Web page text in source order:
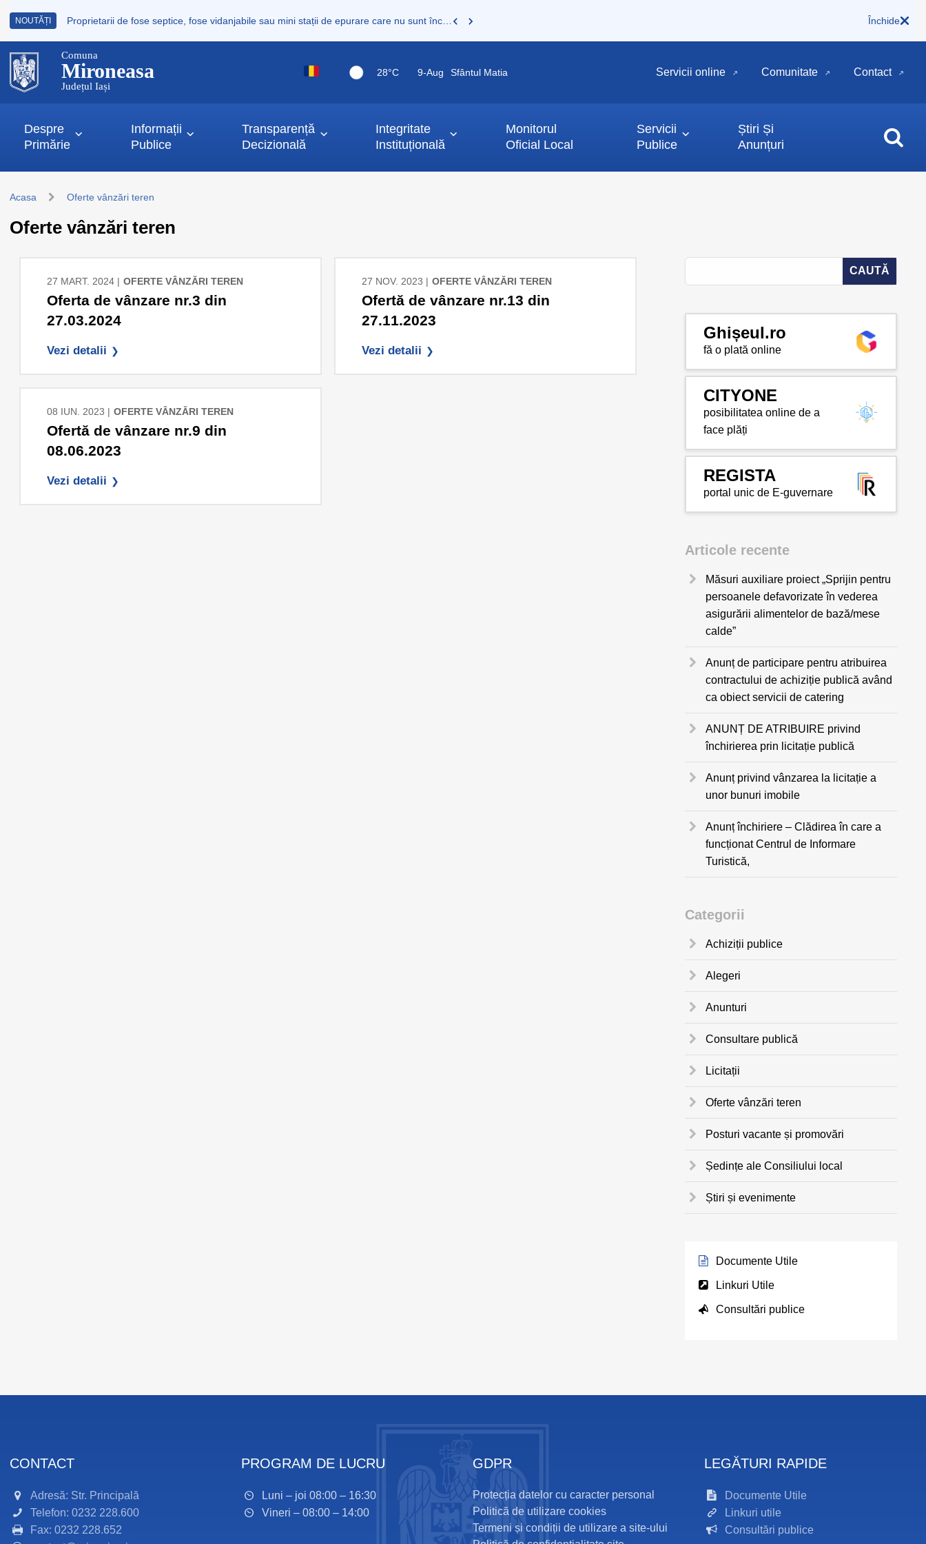
NOUTĂȚI Închide
Comuna
Mironeasa
Județul Iași
28°C 9-Aug Sfântul Matia Servicii online Comunitate Contact
Despre
Primărie
Informații
Publice
Transparență
Decizională
Integritate
Instituțională
Monitorul
Oficial Local
Servicii
Publice
Știri Și
Anunțuri
Acasa Oferte vânzări teren
Oferte vânzări teren
27 MART. 2024 | OFERTE VÂNZĂRI TEREN
Oferta de vânzare nr.3 din
27.03.2024
Vezi detalii
27 NOV. 2023 | OFERTE VÂNZĂRI TEREN
Ofertă de vânzare nr.13 din
27.11.2023
Vezi detalii
08 IUN. 2023 | OFERTE VÂNZĂRI TEREN
Ofertă de vânzare nr.9 din
08.06.2023
Vezi detalii
Ghișeul.ro
fă o plată online
CITYONE
posibilitatea online de a
face plăți
REGISTA
portal unic de E-guvernare
Articole recente
Măsuri auxiliare proiect „Sprijin pentru
persoanele defavorizate în vederea
asigurării alimentelor de bază/mese
calde”
Anunț de participare pentru atribuirea
contractului de achiziție publică având
ca obiect servicii de catering
ANUNȚ DE ATRIBUIRE privind
închirierea prin licitație publică
Anunț privind vânzarea la licitație a
unor bunuri imobile
Anunț închiriere – Clădirea în care a
funcționat Centrul de Informare
Turistică,
Categorii
Achiziții publice
Alegeri
Anunturi
Consultare publică
Licitații
Oferte vânzări teren
Posturi vacante și promovări
Ședințe ale Consiliului local
Știri și evenimente
Documente Utile
Linkuri Utile
Consultări publice
CONTACT
Adresă: Str. Principală
Telefon: 0232 228.600
Fax: 0232 228.652
PROGRAM DE LUCRU
Luni – joi 08:00 – 16:30
Vineri – 08:00 – 14:00
GDPR
Protecția datelor cu caracter personal
Politică de utilizare cookies
Termeni și condiții de utilizare a site-ului
LEGĂTURI RAPIDE
Documente Utile
Linkuri utile
Consultări publice